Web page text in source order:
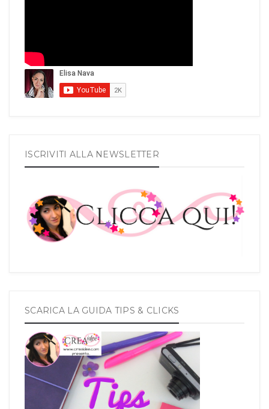
ISCRIVITI ALLA NEWSLETTER
SCARICA LA GUIDA TIPS & CLICKS